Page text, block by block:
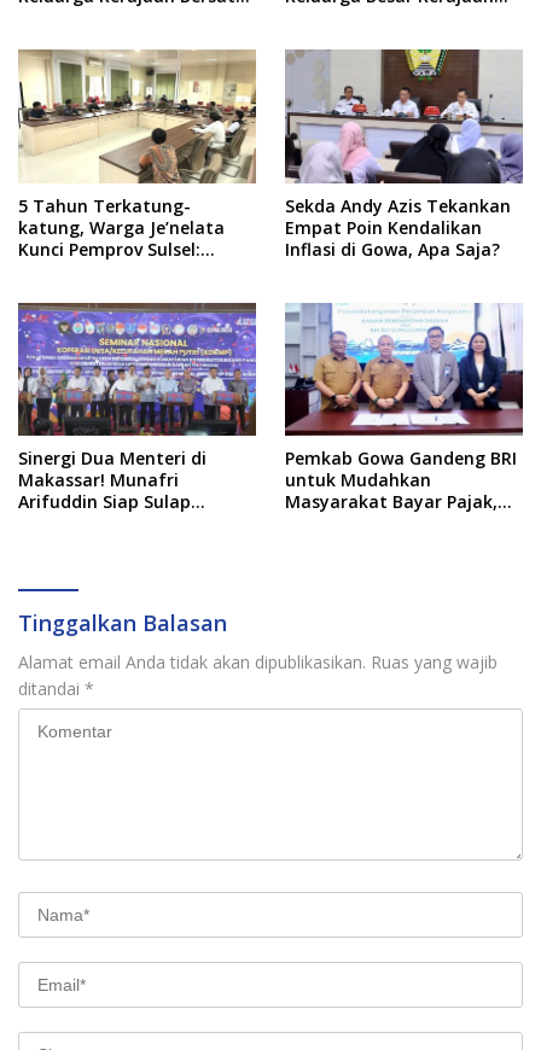
Jalur Musyawarah,
Ingatkan Soal Adat dan
Adab
5 Tahun Terkatung-
katung, Warga Je’nelata
Kunci Pemprov Sulsel:
Sekda Andy Azis Tekankan
Empat Poin Kendalikan
Inflasi di Gowa, Apa Saja?
Sinergi Dua Menteri di
Makassar! Munafri
Arifuddin Siap Sulap
Pemkab Gowa Gandeng BRI
untuk Mudahkan
Masyarakat Bayar Pajak,
Tinggalkan Balasan
Alamat email Anda tidak akan dipublikasikan. Ruas yang wajib
ditandai *